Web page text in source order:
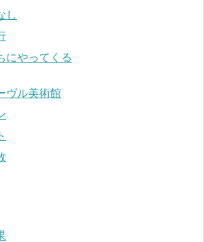
し
にやってくる
ヴル美術館